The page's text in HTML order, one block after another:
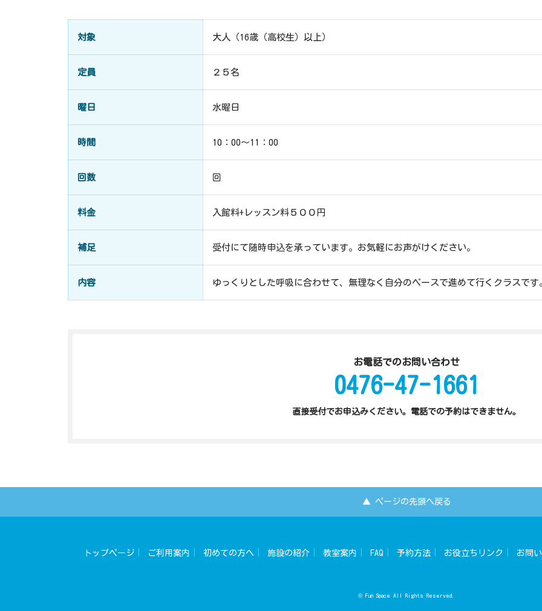
対象 大人（16歳（高校生）以上）
定員 ２５名
曜日 水曜日
時間 10：00～11：00
回数 回
料金 入館料+レッスン料５００円
補足 受付にて随時申込を承っています。お気軽にお声がけください。
内容 ゆっくりとした呼吸に合わせて、無理なく自分のペースで進めて行くクラスです
お電話でのお問い合わせ
0476-47-1661
直接受付でお申込みください。電話での予約はできません。
▲ ページの先頭へ戻る
トップページ ご利用案内 初めての方へ 施設の紹介 教室案内 FAQ 予約方法 お役立ちリンク お問
© Fun Space All Rights Reserved.